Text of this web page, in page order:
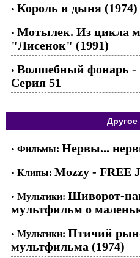
• Король и дыня (1974)
• Мотылек. Из цикла
"Лисенок" (1991)
• Волшебный фонарь
Серия 51
Другое
• Фильмы: Нервы...
• Клипы: Mozzy - FREE
• Мультики: Шиворот-
мультфильм о
• Мультики: Птичий
мультфильма (1974)